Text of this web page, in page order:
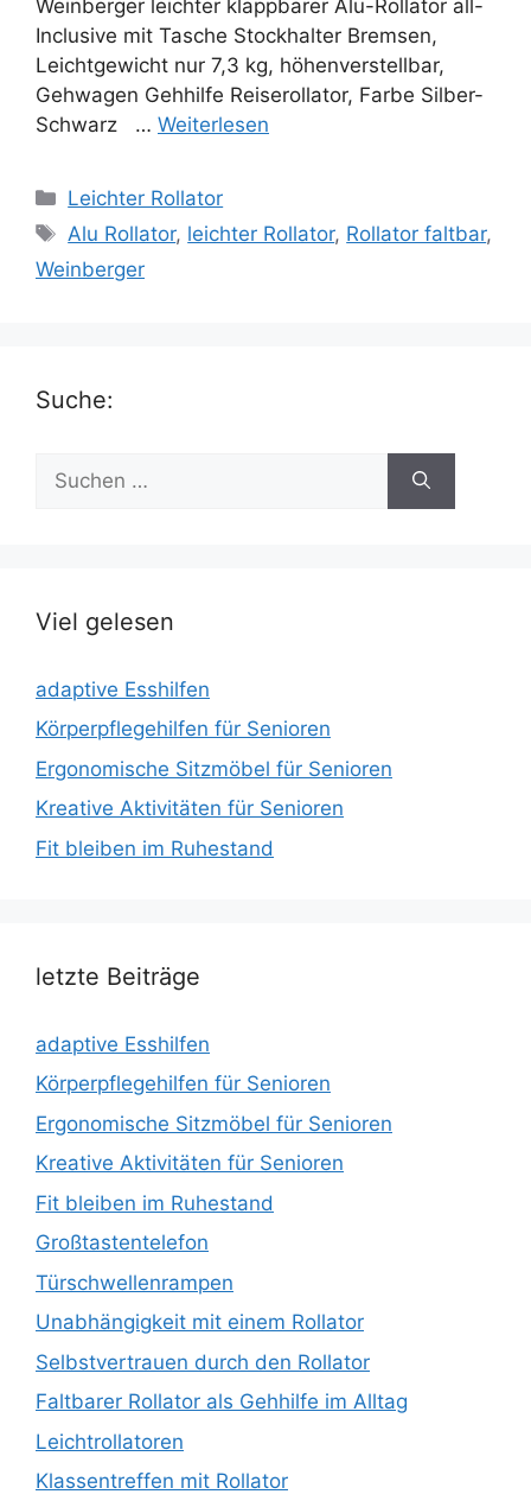
Weinberger leichter klappbarer Alu-Rollator all-
Inclusive mit Tasche Stockhalter Bremsen,
Leichtgewicht nur 7,3 kg, höhenverstellbar,
Gehwagen Gehhilfe Reiserollator, Farbe Silber-
Schwarz … Weiterlesen
Kategorien
Leichter Rollator
Schlagwörter
Alu Rollator, leichter Rollator, Rollator faltbar,
Weinberger
Suche:
nach:
Viel gelesen
adaptive Esshilfen
Körperpflegehilfen für Senioren
Ergonomische Sitzmöbel für Senioren
Kreative Aktivitäten für Senioren
Fit bleiben im Ruhestand
letzte Beiträge
adaptive Esshilfen
Körperpflegehilfen für Senioren
Ergonomische Sitzmöbel für Senioren
Kreative Aktivitäten für Senioren
Fit bleiben im Ruhestand
Großtastentelefon
Türschwellenrampen
Unabhängigkeit mit einem Rollator
Selbstvertrauen durch den Rollator
Faltbarer Rollator als Gehhilfe im Alltag
Leichtrollatoren
Klassentreffen mit Rollator